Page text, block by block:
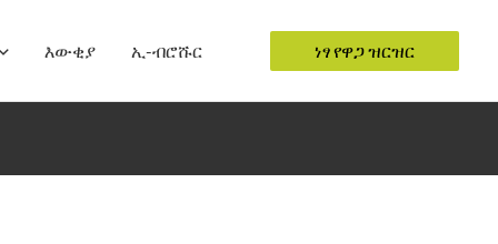
እውቂያ ኢ-ብሮሹር ነፃ የዋጋ ዝርዝር